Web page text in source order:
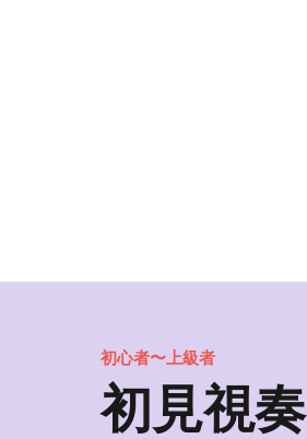
初心者〜上級者
初見視奏